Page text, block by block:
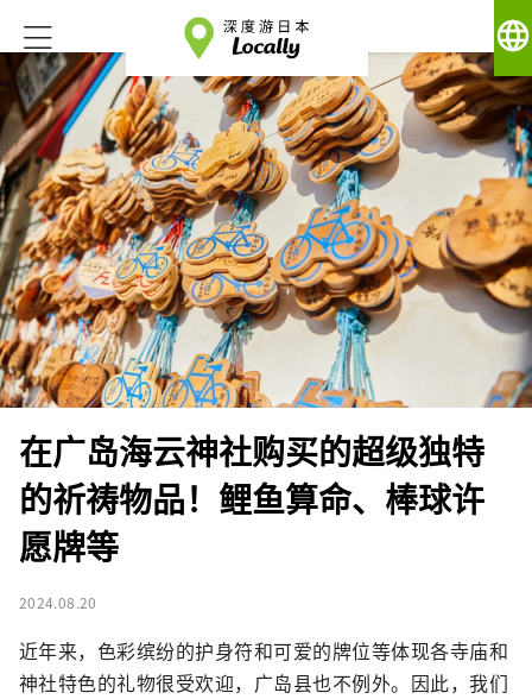
language
在广岛海云神社购买的超级独特
的祈祷物品！鲤鱼算命、棒球许
愿牌等
2024.08.20
近年来，色彩缤纷的护身符和可爱的牌位等体现各寺庙和
神社特色的礼物很受欢迎，广岛县也不例外。因此，我们